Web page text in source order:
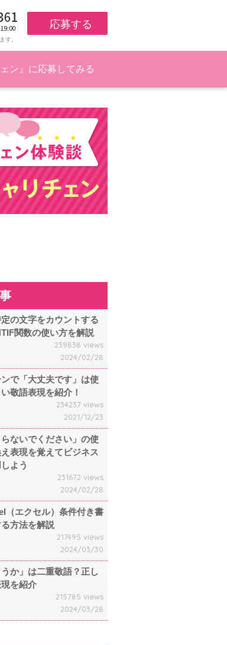
応募する
す。
ェン』に応募してみる
の文字をカウントする
関数の使い方を解説
239838 views
2024/02/28
で「大丈夫です」は使
敬語表現を紹介！
234237 views
2021/12/23
らないでください」の使
表現を覚えてビジネス
よう
231672 views
2024/02/28
（エクセル）条件付き書
方法を解説
217495 views
2024/03/30
うか」は二重敬語？正し
を紹介
215785 views
2024/03/28